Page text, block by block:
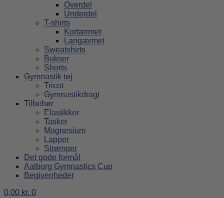
Overdel
Underdel
T-shirts
Kortærmet
Langærmet
Sweatshirts
Bukser
Shorts
Gymnastik tøj
Tricot
Gymnastikdragt
Tilbehør
Elastikker
Tasker
Magnesium
Lapper
Strømper
Det gode formål
Aalborg Gymnastics Cup
Begivenheder
0,00 kr. 0